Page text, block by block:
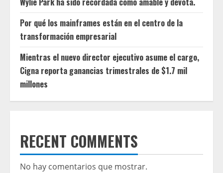
Por qué los mainframes están en el centro de la
transformación empresarial
Mientras el nuevo director ejecutivo asume el cargo,
Cigna reporta ganancias trimestrales de $1.7 mil
millones
RECENT COMMENTS
No hay comentarios que mostrar.